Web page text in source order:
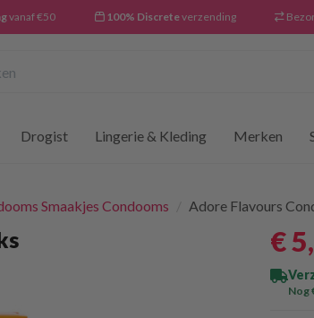
vanaf €50 100% Discreteverzending
Drogist Lingerie & Kleding Merken
Smaakjes Condooms Adore Flavours
€ 5
Nog